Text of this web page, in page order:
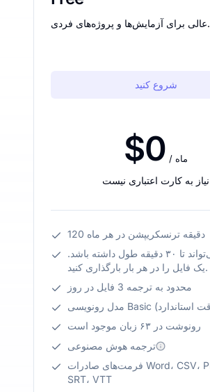
عالی برای آزمایش‌ها و پروژه‌های فردی.
شروع کنید
$0 / ماه
نیاز به کارت اعتباری نیست
120 دقیقه ترنسکریپشن در هر ماه
هر فایل می‌تواند تا ۳۰ دقیقه طول داشته باشد.
یک فایل را در هر بار بارگذاری کنید.
محدود به ترجمه 3 فایل در روز
رونوشت در ۶۳ زبان موجود است
ترجمه هوش مصنوعی
فرمت‌های صادرات Word، CSV، PDF، TXT،
SRT، VTT